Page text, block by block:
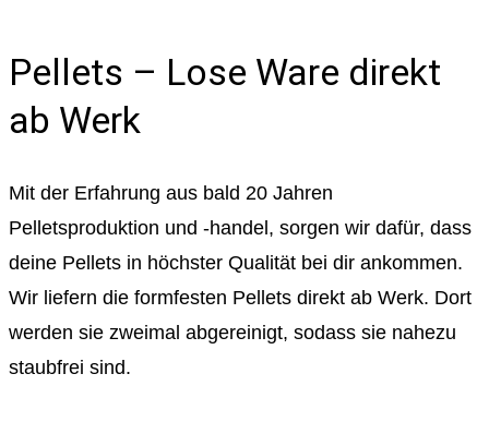
Pellets – Lose Ware direkt
ab Werk
Mit der Erfahrung aus bald 20 Jahren
Pelletsproduktion und -handel, sorgen wir dafür, dass
deine Pellets in höchster Qualität bei dir ankommen.
Wir liefern die formfesten Pellets direkt ab Werk. Dort
werden sie zweimal abgereinigt, sodass sie nahezu
staubfrei sind.